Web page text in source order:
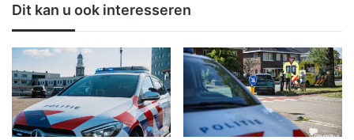
w
e
e
r
i
n
O
l
o
r
m
E
u
n
i
c
Dit kan u ook interesseren